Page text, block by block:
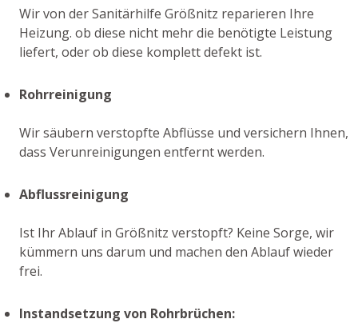
Wir von der Sanitärhilfe Größnitz reparieren Ihre
Heizung. ob diese nicht mehr die benötigte Leistung
liefert, oder ob diese komplett defekt ist.
Rohrreinigung
Wir säubern verstopfte Abflüsse und versichern Ihnen,
dass Verunreinigungen entfernt werden.
Abflussreinigung
Ist Ihr Ablauf in Größnitz verstopft? Keine Sorge, wir
kümmern uns darum und machen den Ablauf wieder
frei.
Instandsetzung von Rohrbrüchen: